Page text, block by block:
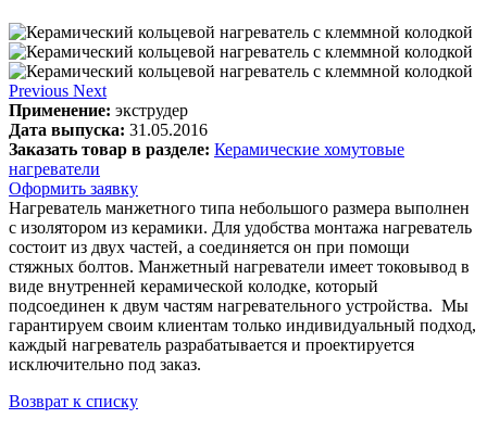
Previous Next
Применение: экструдер
Дата выпуска: 31.05.2016
Заказать товар в разделе: Керамические хомутовые
нагреватели
Оформить заявку
Нагреватель манжетного типа небольшого размера выполнен
с изолятором из керамики. Для удобства монтажа нагреватель
состоит из двух частей, а соединяется он при помощи
стяжных болтов. Манжетный нагреватели имеет токовывод в
виде внутренней керамической колодке, который
подсоединен к двум частям нагревательного устройства. Мы
гарантируем своим клиентам только индивидуальный подход,
каждый нагреватель разрабатывается и проектируется
исключительно под заказ.
Возврат к списку